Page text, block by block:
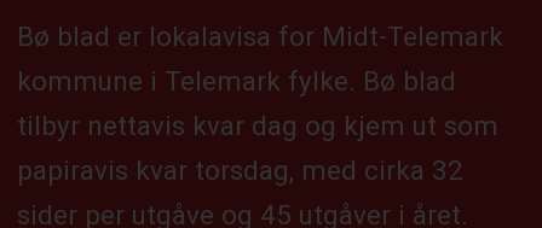
Bø blad er lokalavisa for Midt-Telemark
kommune i Telemark fylke. Bø blad
tilbyr nettavis kvar dag og kjem ut som
papiravis kvar torsdag, med cirka 32
sider per utgåve og 45 utgåver i året.